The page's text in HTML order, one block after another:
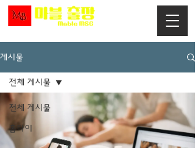
게시물
전체 게시물
홈타이
전체 게시물